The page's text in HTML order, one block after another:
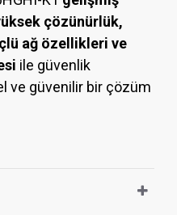
çözünürlük,
ağ özellikleri ve
ile güvenlik
ve güvenilir bir çözüm